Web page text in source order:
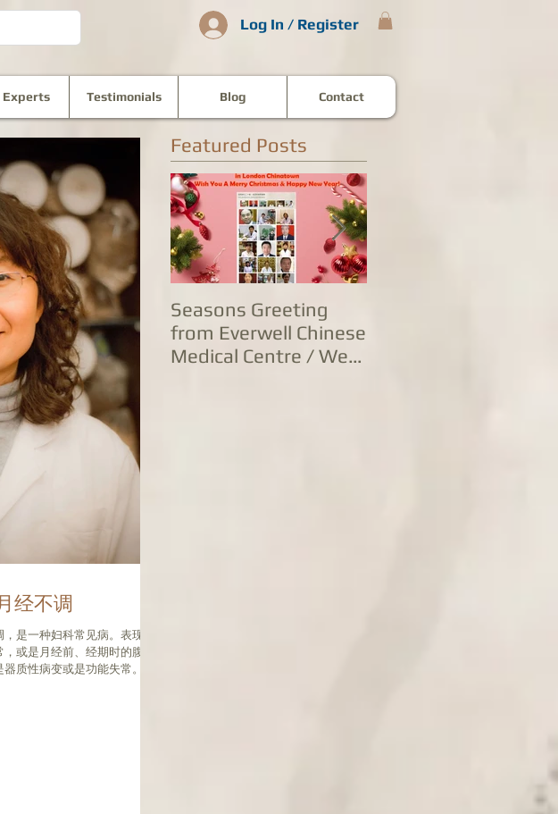
Log In / Register
Experts Testimonials Blog Contact
经不调
是一种妇科常见病。表现为
或是月经前、经期时的腹痛
质性病变或是功能失常。血
Featured Posts
Seasons Greeting
from Everwell Chinese
Medical Centre / We